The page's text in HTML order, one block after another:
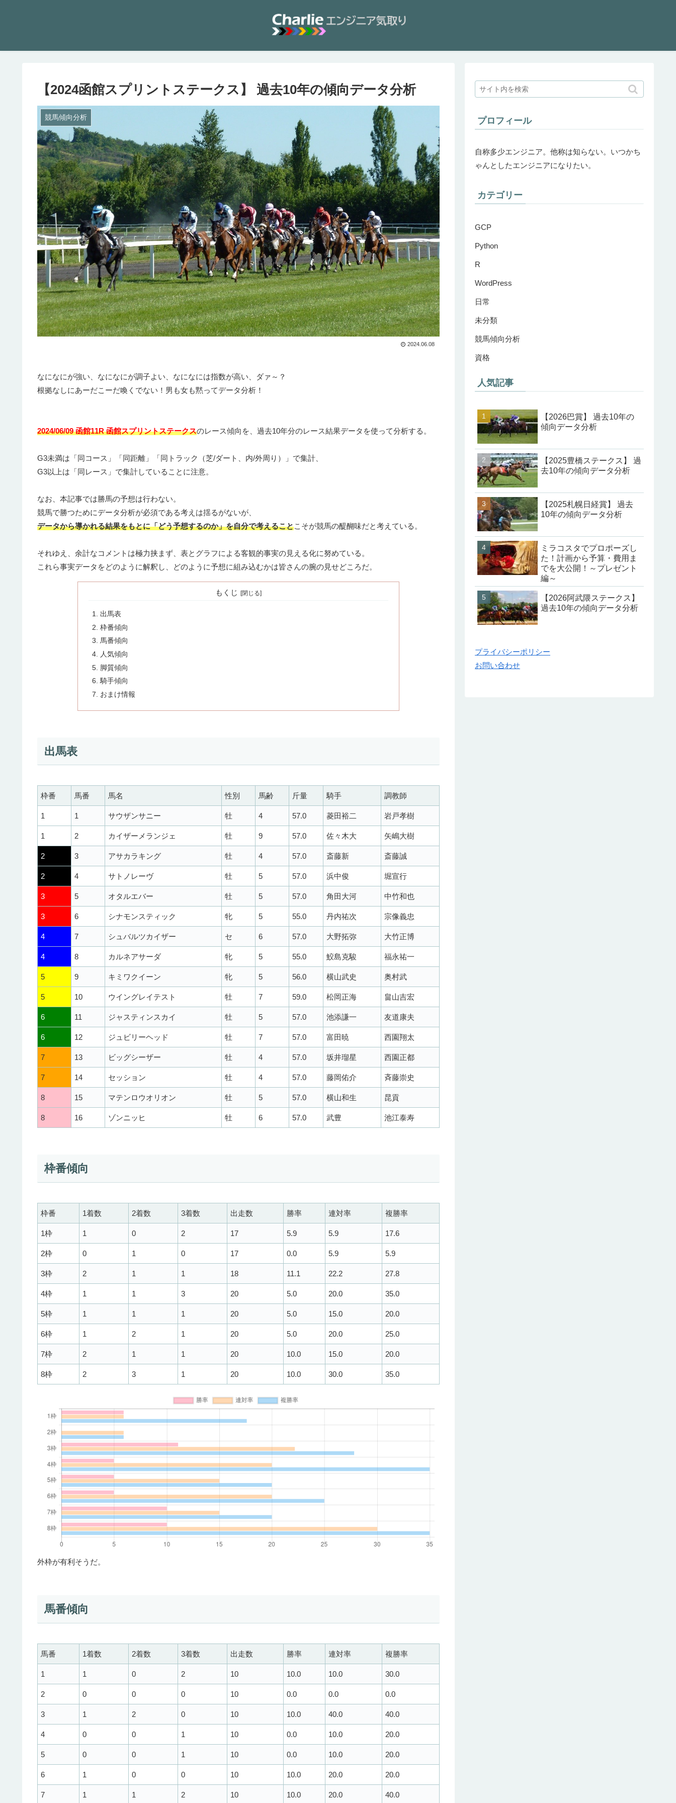
【2024函館スプリントステークス】 過去10年の傾向データ分析
競馬傾向分析
2024.06.08
なになにが強い、なになにが調子よい、なになには指数が高い、ダァ～？
根拠なしにあーだこーだ喚くでない！男も女も黙ってデータ分析！
2024/06/09 函館11R 函館スプリントステークスのレース傾向を、過去10年分のレース結果データを使って分析する。
G3未満は「同コース」「同距離」「同トラック（芝/ダート、内/外周り）」で集計、
G3以上は「同レース」で集計していることに注意。
なお、本記事では勝馬の予想は行わない。
競馬で勝つためにデータ分析が必須である考えは揺るがないが、
データから導かれる結果をもとに「どう予想するのか」を自分で考えることこそが競馬の醍醐味だと考えている。
それゆえ、余計なコメントは極力挟まず、表とグラフによる客観的事実の見える化に努めている。
これら事実データをどのように解釈し、どのように予想に組み込むかは皆さんの腕の見せどころだ。
もくじ
出馬表
枠番傾向
馬番傾向
人気傾向
脚質傾向
騎手傾向
おまけ情報
出馬表
枠番 馬番 馬名 性別 馬齢 斤量 騎手 調教師
1 1 サウザンサニー 牡 4 57.0 菱田裕二 岩戸孝樹
1 2 カイザーメランジェ 牡 9 57.0 佐々木大 矢嶋大樹
2 3 アサカラキング 牡 4 57.0 斎藤新 斎藤誠
2 4 サトノレーヴ 牡 5 57.0 浜中俊 堀宣行
3 5 オタルエバー 牡 5 57.0 角田大河 中竹和也
3 6 シナモンスティック 牝 5 55.0 丹内祐次 宗像義忠
4 7 シュバルツカイザー セ 6 57.0 大野拓弥 大竹正博
4 8 カルネアサーダ 牝 5 55.0 鮫島克駿 福永祐一
5 9 キミワクイーン 牝 5 56.0 横山武史 奥村武
5 10 ウイングレイテスト 牡 7 59.0 松岡正海 畠山吉宏
6 11 ジャスティンスカイ 牡 5 57.0 池添謙一 友道康夫
6 12 ジュビリーヘッド 牡 7 57.0 富田暁 西園翔太
7 13 ビッグシーザー 牡 4 57.0 坂井瑠星 西園正都
7 14 セッション 牡 4 57.0 藤岡佑介 斉藤崇史
8 15 マテンロウオリオン 牡 5 57.0 横山和生 昆貢
8 16 ゾンニッヒ 牡 6 57.0 武豊 池江泰寿
枠番傾向
枠番 1着数 2着数 3着数 出走数 勝率 連対率 複勝率
1枠 1 0 2 17 5.9 5.9 17.6
2枠 0 1 0 17 0.0 5.9 5.9
3枠 2 1 1 18 11.1 22.2 27.8
4枠 1 1 3 20 5.0 20.0 35.0
5枠 1 1 1 20 5.0 15.0 20.0
6枠 1 2 1 20 5.0 20.0 25.0
7枠 2 1 1 20 10.0 15.0 20.0
8枠 2 3 1 20 10.0 30.0 35.0
外枠が有利そうだ。
馬番傾向
馬番 1着数 2着数 3着数 出走数 勝率 連対率 複勝率
1 1 0 2 10 10.0 10.0 30.0
2 0 0 0 10 0.0 0.0 0.0
3 1 2 0 10 10.0 40.0 40.0
4 0 0 1 10 0.0 10.0 20.0
5 0 0 1 10 0.0 10.0 20.0
6 1 0 0 10 10.0 20.0 20.0
7 1 1 2 10 10.0 20.0 40.0
プロフィール
自称多少エンジニア。他称は知らない。いつかち
ゃんとしたエンジニアになりたい。
カテゴリー
GCP
Python
R
WordPress
日常
未分類
競馬傾向分析
資格
人気記事
【2026巴賞】 過去10年の
傾向データ分析
【2025豊橋ステークス】 過
去10年の傾向データ分析
【2025札幌日経賞】 過去
10年の傾向データ分析
ミラコスタでプロポーズし
た！計画から予算・費用ま
でを大公開！～プレゼント
編～
【2026阿武隈ステークス】
過去10年の傾向データ分析
プライバシーポリシー
お問い合わせ